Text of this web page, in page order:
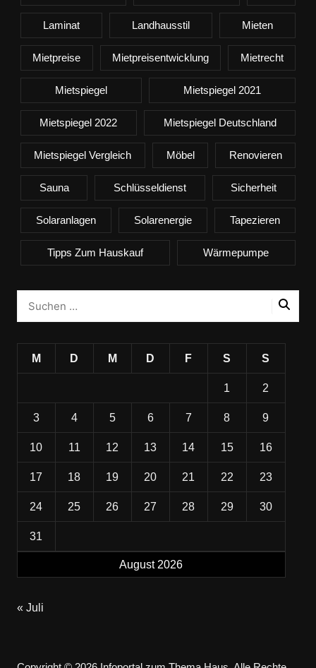
Laminat Landhausstil Mieten
Mietpreise Mietpreisentwicklung Mietrecht
Mietspiegel Mietspiegel 2021
Mietspiegel 2022 Mietspiegel Deutschland
Mietspiegel Vergleich Möbel Renovieren
Sauna Schlüsseldienst Sicherheit
Solaranlagen Solarenergie Tapezieren
Tipps Zum Hauskauf Wärmepumpe
August 2026
M D M D F S S
1 2
3 4 5 6 7 8 9
10 11 12 13 14 15 16
17 18 19 20 21 22 23
24 25 26 27 28 29 30
31
« Juli